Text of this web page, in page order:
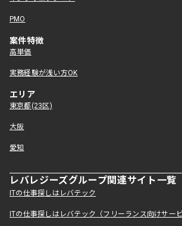
PMO
案件特徴
高単価
実務経験が浅い方OK
エリア
東京都(23区)
大阪
愛知
レバレジーズグループ関連サイト一覧
ITの仕事探しはレバテック
ITの仕事探しはレバテック（フリーランス向けサービ